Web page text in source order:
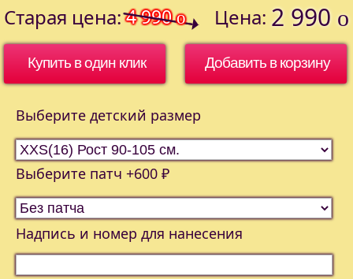
Старая цена: 4 990o Цена: 2 990 o
Купить в один клик
Выберите детский размер
Выберите патч +600 ₽
Надпись и номер для нанесения